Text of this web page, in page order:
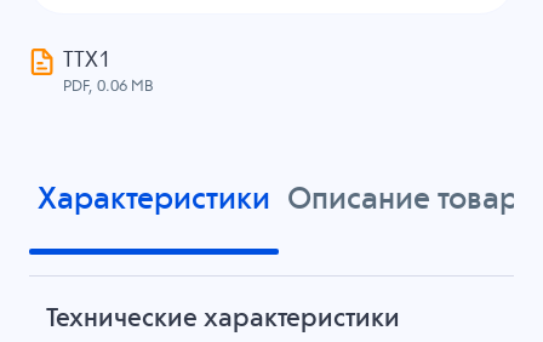
ТТХ1
PDF, 0.06 MB
Характеристики Описание товара
Технические характеристики